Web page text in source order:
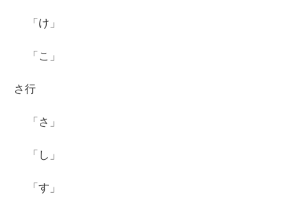
「け」
「こ」
さ行
「さ」
「し」
「す」